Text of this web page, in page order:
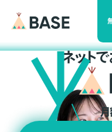
ネット